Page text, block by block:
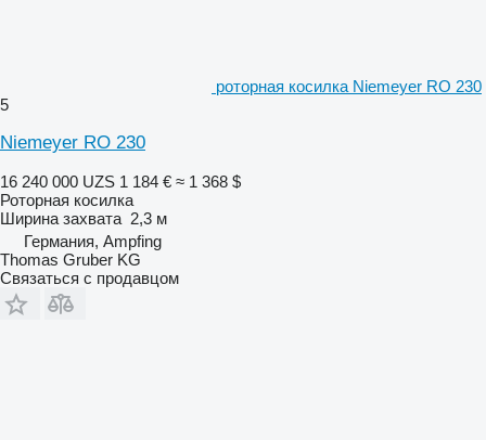
роторная косилка Niemeyer RO 230
5
Niemeyer RO 230
16 240 000 UZS 1 184 € ≈ 1 368 $
Роторная косилка
Ширина захвата 2,3 м
Германия, Ampfing
Thomas Gruber KG
Связаться с продавцом